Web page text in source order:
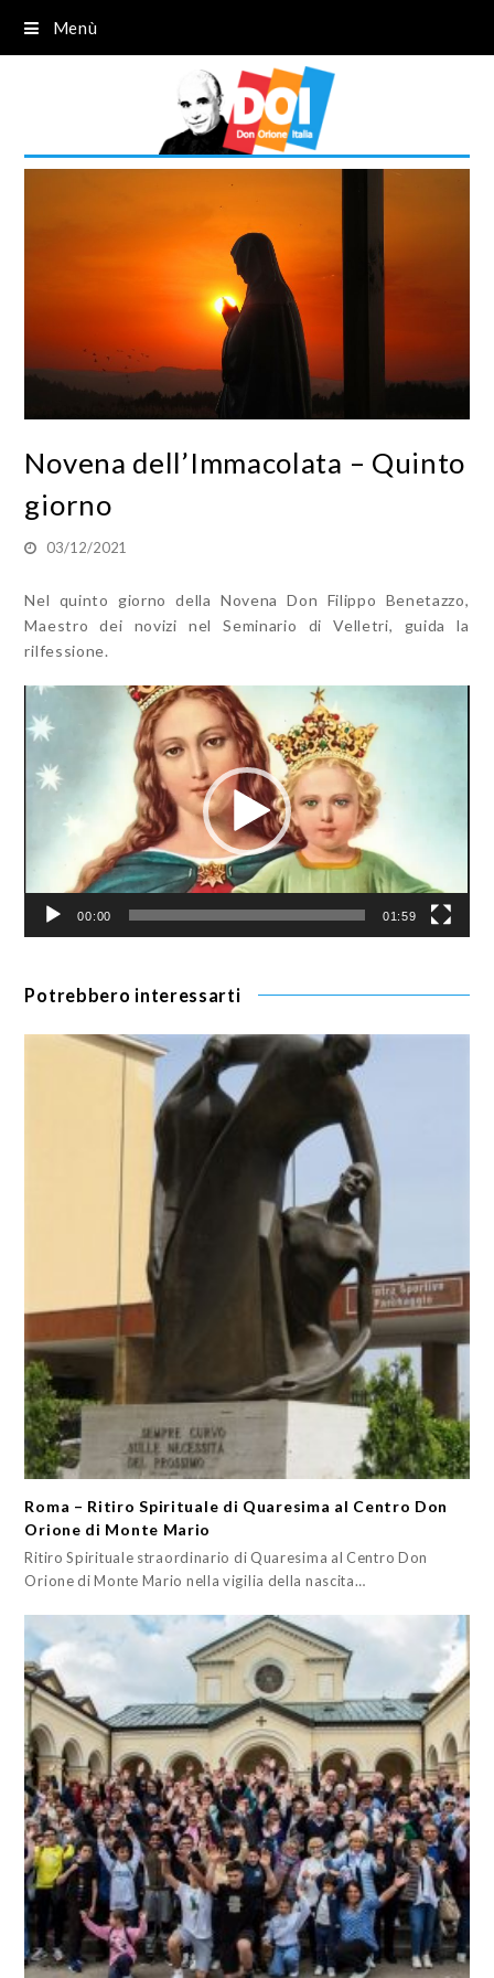
Menù
Novena dell’Immacolata – Quinto
giorno
03/12/2021
Nel quinto giorno della Novena Don Filippo Benetazzo,
Maestro dei novizi nel Seminario di Velletri, guida la
rilfessione.
Video
Player
00:00 01:59
Potrebbero interessarti
Roma – Ritiro Spirituale di Quaresima al Centro Don
Orione di Monte Mario
Ritiro Spirituale straordinario di Quaresima al Centro Don
Orione di Monte Mario nella vigilia della nascita…